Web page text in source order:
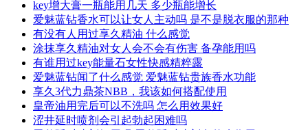
key增大膏一瓶能用几天 多少瓶能增长
爱魅蓝钻香水可以让女人主动吗 是不是脱衣服的那种
有没有人用过享久精油 什么感觉
涂抹享久精油对女人会不会有伤害 备孕能用吗
有谁用过key能量石女性快感精粹露
爱魅蓝钻闻了什么感觉 爱魅蓝钻贵族香水功能
享久3代力鼎茶NBB，我该如何搭配使用
皇帝油用完后可以不洗吗 怎么用效果好
涩井延时喷剂会引起勃起困难吗